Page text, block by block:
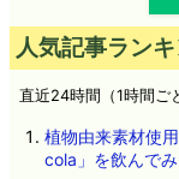
人気記事ラン
直近24時間（1時間ご
植物由来素材使
cola」を飲んで